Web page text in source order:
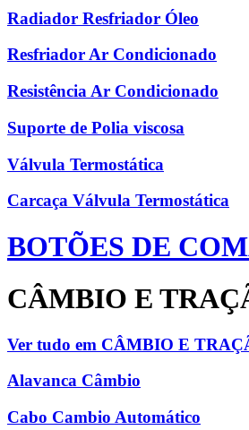
Radiador Resfriador Óleo
Resfriador Ar Condicionado
Resistência Ar Condicionado
Suporte de Polia viscosa
Válvula Termostática
Carcaça Válvula Termostática
BOTÕES DE
CÂMBIO E
Ver tudo em CÂMBIO E
Alavanca Câmbio
Cabo Cambio Automático